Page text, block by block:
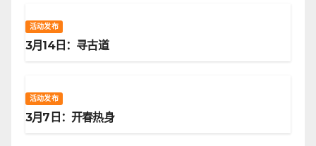
活动发布
3月14日：寻古道
活动发布
3月7日：开春热身